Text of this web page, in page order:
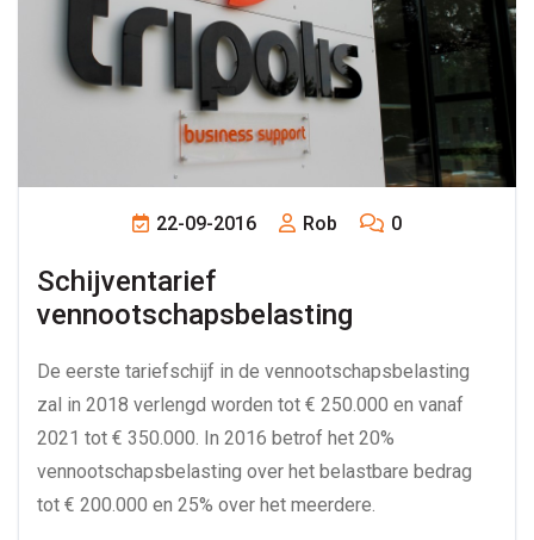
22-09-2016 Rob 0
Schijventarief
vennootschapsbelasting
De eerste tariefschijf in de vennootschapsbelasting
zal in 2018 verlengd worden tot € 250.000 en vanaf
2021 tot € 350.000. In 2016 betrof het 20%
vennootschapsbelasting over het belastbare bedrag
tot € 200.000 en 25% over het meerdere.